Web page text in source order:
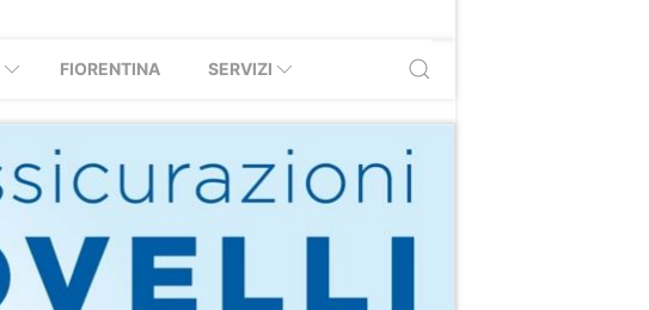
FIORENTINA SERVIZI